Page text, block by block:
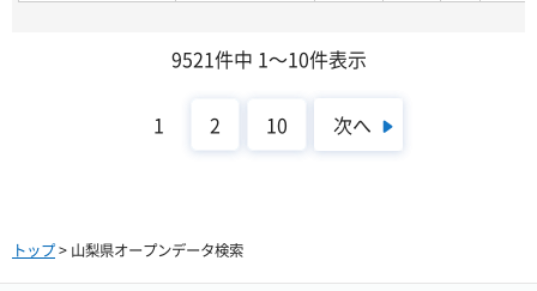
9521件中 1～10件表示
1 2 10 次へ
トップ> 山梨県オープンデータ検索